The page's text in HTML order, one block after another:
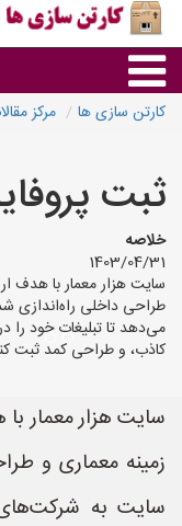
کارتن سازی ها مرکز
ثبت
خلاصه
1403/04/31
سایت هزار معمار با هدف
طراحی داخلی
می‌دهد تا تبلیغات خود را
کاذب، و طراحی کمد ثبت
سایت هزار معمار
زمینه معماری و
سایت به شرکت‌های